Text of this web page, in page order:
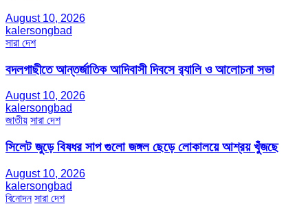
August 10, 2026
kalersongbad
সারা দেশ
বদলগাছীতে আন্তর্জাতিক আদিবাসী দিবসে র‍্যালি ও আলোচনা সভা
August 10, 2026
kalersongbad
জাতীয় সারা দেশ
সিলেট জুড়ে বিষধর সাপ গুলো জঙ্গল ছেড়ে লোকালয়ে আশ্রয় খুঁজছে
August 10, 2026
kalersongbad
বিনোদন সারা দেশ